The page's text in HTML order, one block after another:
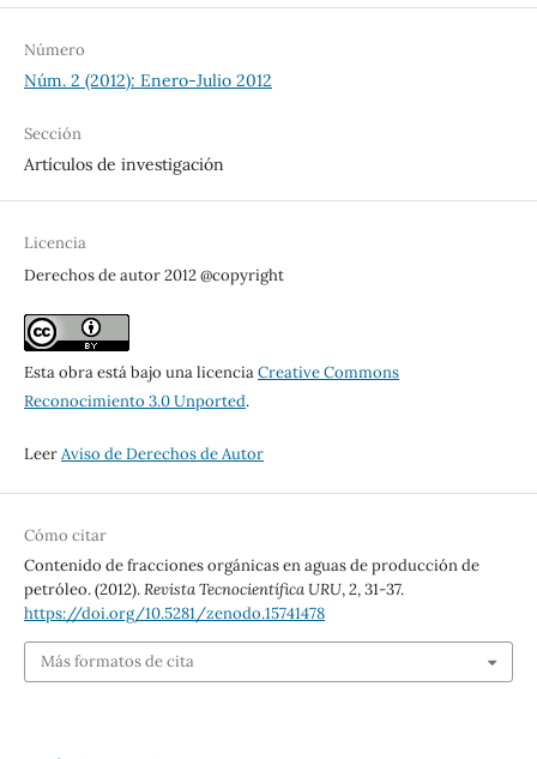
Número
Núm. 2 (2012): Enero-Julio 2012
Sección
Artículos de investigación
Licencia
Derechos de autor 2012 @copyright
Esta obra está bajo una licenciaCreative Commons
Reconocimiento 3.0 Unported.
LeerAviso de Derechos de Autor
Cómo citar
Contenido de fracciones orgánicas en aguas de producción de
petróleo. (2012).Revista Tecnocientífica URU,2, 31-37.
https://doi.org/10.5281/zenodo.15741478
Más formatos de cita